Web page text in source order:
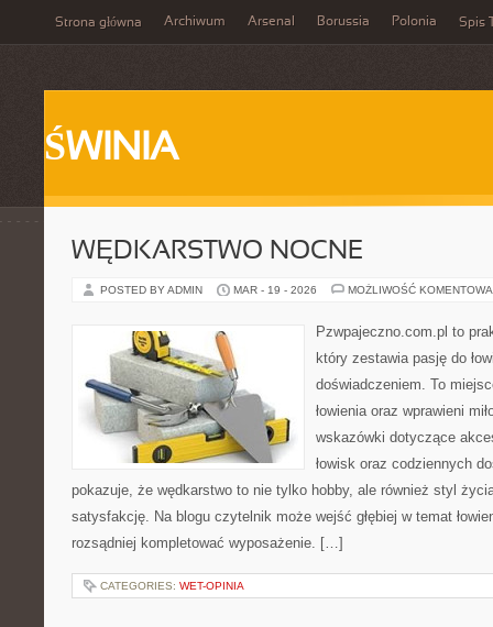
Strona główna Archiwum Arsenal Borussia Polonia Spis
ŚWINIA
WĘDKARSTWO NOCNE
POSTED BY ADMIN MAR - 19 - 2026 MOŻLIWOŚĆ
Pzwpajeczno.com.pl to
który zestawia pasję do
doświadczeniem. To
łowienia oraz wprawieni
wskazówki dotyczące
łowisk oraz codziennych
pokazuje, że wędkarstwo to nie tylko hobby, ale również styl
satysfakcję. Na blogu czytelnik może wejść głębiej w temat
rozsądniej kompletować wyposażenie. […]
CATEGORIES: WET-OPINIA